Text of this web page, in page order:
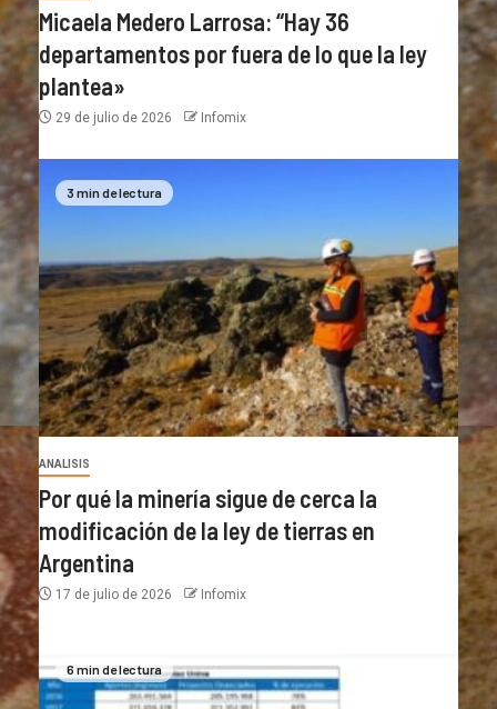
Micaela Medero Larrosa: “Hay 36
departamentos por fuera de lo que la ley
plantea»
29 de julio de 2026 Infomix
3 min de lectura
ANALISIS
Por qué la minería sigue de cerca la
modificación de la ley de tierras en
Argentina
17 de julio de 2026 Infomix
6 min de lectura